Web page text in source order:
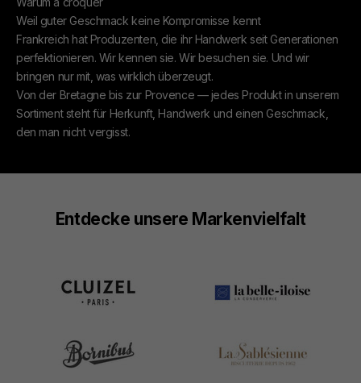
Weil guter Geschmack keine Kompromisse kennt
Frankreich hat Produzenten, die ihr Handwerk seit Generationen
perfektionieren. Wir kennen sie. Wir besuchen sie. Und wir
bringen nur mit, was wirklich überzeugt.
Von der Bretagne bis zur Provence — jedes Produkt in unserem
Sortiment steht für Herkunft, Handwerk und einen Geschmack,
den man nicht vergisst.
Entdecke unsere Markenvielfalt